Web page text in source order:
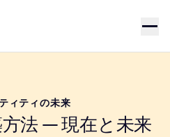
Page
ィティの未来
法 — 現在と未来